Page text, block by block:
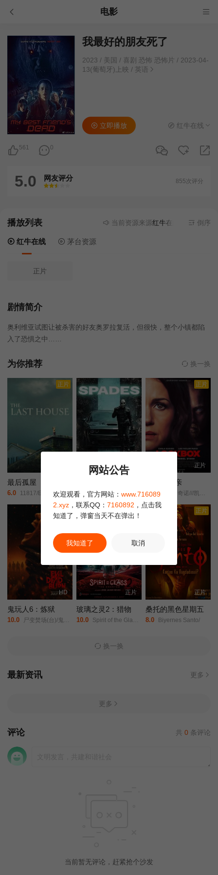
电影
我最好的朋友死了
2023 / 美国 / 喜剧 恐怖 恐怖片 / 2023-04-
13(葡萄牙)上映 / 英语
561 0
立即播放 红牛在线
5.0 网友评分
很差
较差还行推荐力荐
855次评分
播放列表 当前资源来源红牛在线 - 无需安装
倒序
红牛在线 茅台资源
正片
剧情简介
奥利维亚试图让被杀害的好友奥罗拉复活，但很快，整个小镇都陷
入了恐惧之中……
为你推荐 换一换
正片
最后孤屋
6.0 11817/Eleven Eight One Seven/
正片
2.0 约翰尼·永·博斯/杰森·纳维/岛本信明/
正片
正片
猛尸一家亲
3.0 卡拉·古奇诺///凯瑟琳·伊莎贝尔///卢·泰勒·普奇///唐纳德·沙利斯///凯文·麦克纳尔蒂// Jason William Day //杰森·麦金农///罗曼·金赛拉///杰卡·博尚// Darcey Johnson / Aedan Edwards / Lee Tichon / Kenny Wood-Schatz/
正片
HD
鬼玩人6：炼狱
10.0 尸变焚场(台)/鬼玩人6：燃烧/鬼玩人崛起衍生电影/
正片
正片
玻璃之灵2：猎物
10.0 Spirit of the Glass 2: The Hunted/
正片
正片
桑托的黑色星期五
8.0 Biyernes Santo/
换一换
最新资讯 更多
更多
评论 共 0 条评论
当前暂无评论，赶紧抢个沙发
网站公告
欢迎观看，官方网站： www.716089
2.xyz ，联系QQ： 7160892 ，点击我
知道了，弹窗当天不在弹出！
我知道了 取消